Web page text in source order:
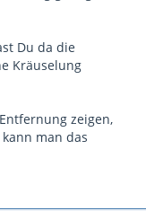
Du da die
Kräuselung
zeigen,
man das